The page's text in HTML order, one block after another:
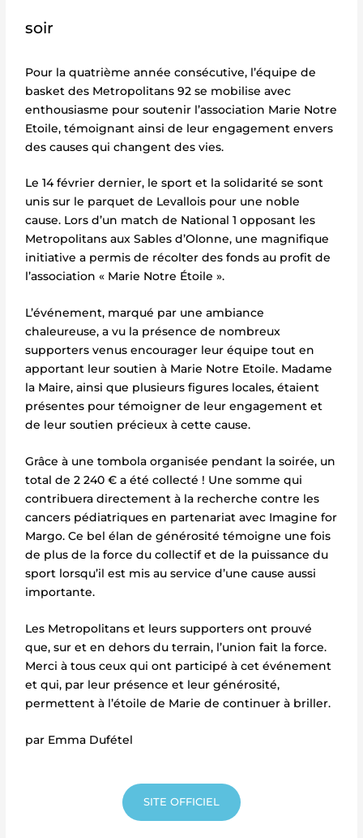
soir
Pour la quatrième année consécutive, l’équipe de
basket des Metropolitans 92 se mobilise avec
enthousiasme pour soutenir l’association Marie Notre
Etoile, témoignant ainsi de leur engagement envers
des causes qui changent des vies.
Le 14 février dernier, le sport et la solidarité se sont
unis sur le parquet de Levallois pour une noble
cause. Lors d’un match de National 1 opposant les
Metropolitans aux Sables d’Olonne, une magnifique
initiative a permis de récolter des fonds au profit de
l’association « Marie Notre Étoile ».
L’événement, marqué par une ambiance
chaleureuse, a vu la présence de nombreux
supporters venus encourager leur équipe tout en
apportant leur soutien à Marie Notre Etoile. Madame
la Maire, ainsi que plusieurs figures locales, étaient
présentes pour témoigner de leur engagement et
de leur soutien précieux à cette cause.
Grâce à une tombola organisée pendant la soirée, un
total de 2 240 € a été collecté ! Une somme qui
contribuera directement à la recherche contre les
cancers pédiatriques en partenariat avec Imagine for
Margo. Ce bel élan de générosité témoigne une fois
de plus de la force du collectif et de la puissance du
sport lorsqu’il est mis au service d’une cause aussi
importante.
Les Metropolitans et leurs supporters ont prouvé
que, sur et en dehors du terrain, l’union fait la force.
Merci à tous ceux qui ont participé à cet événement
et qui, par leur présence et leur générosité,
permettent à l’étoile de Marie de continuer à briller.
par Emma Dufétel
SITE OFFICIEL